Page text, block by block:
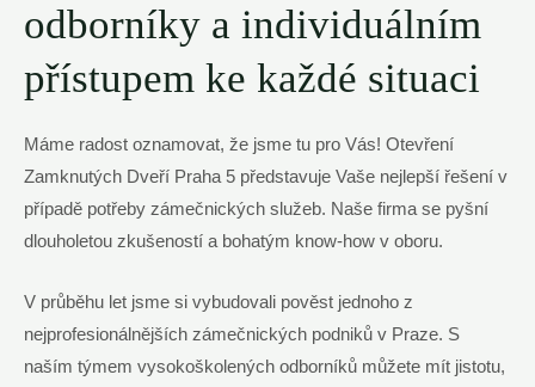
odborníky a individuálním
přístupem ke každé situaci
Máme radost oznamovat, že jsme tu pro Vás! Otevření
Zamknutých Dveří Praha 5 představuje Vaše nejlepší řešení v
případě potřeby zámečnických služeb. Naše firma se pyšní
dlouholetou zkušeností a bohatým know-how v oboru.
V průběhu let jsme si vybudovali pověst jednoho z
nejprofesionálnějších zámečnických podniků v Praze. S
naším týmem vysokoškolených odborníků můžete mít jistotu,